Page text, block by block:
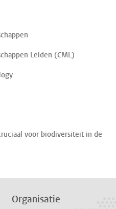
Leiden (CML)
voor biodiversiteit in de
Organisatie